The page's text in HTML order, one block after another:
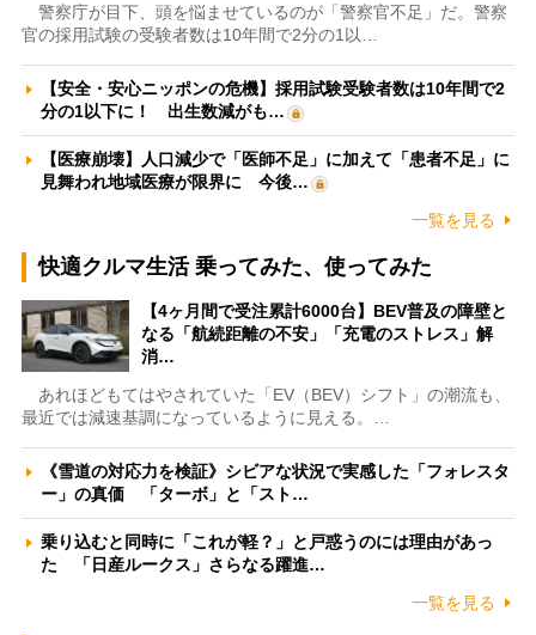
警察庁が目下、頭を悩ませているのが「警察官不足」だ。警察
官の採用試験の受験者数は10年間で2分の1以…
【安全・安心ニッポンの危機】採用試験受験者数は10年間で2
分の1以下に！ 出生数減がも…
【医療崩壊】人口減少で「医師不足」に加えて「患者不足」に
見舞われ地域医療が限界に 今後…
一覧を見る
快適クルマ生活 乗ってみた、使ってみた
【4ヶ月間で受注累計6000台】BEV普及の障壁と
なる「航続距離の不安」「充電のストレス」解
消…
あれほどもてはやされていた「EV（BEV）シフト」の潮流も、
最近では減速基調になっているように見える。…
《雪道の対応力を検証》シビアな状況で実感した「フォレスタ
ー」の真価 「ターボ」と「スト…
乗り込むと同時に「これが軽？」と戸惑うのには理由があっ
た 「日産ルークス」さらなる躍進…
一覧を見る